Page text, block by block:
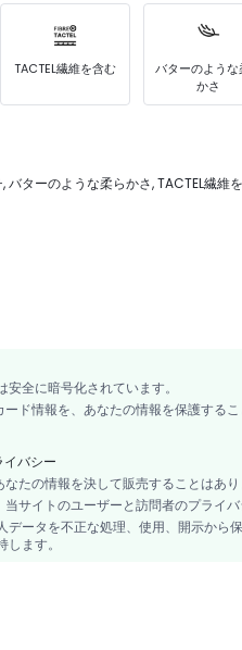
TACTEL繊維を含む
バターのような
かさ
ターのような柔らかさ, TACTEL繊維
安全に暗号化されています。
ード情報を、あなたの情報を保護する
イバシー
なたの情報を決して販売することはあり
当サイトのユーザーと訪問者のプライバ
データを不正な処理、使用、開示から
します。